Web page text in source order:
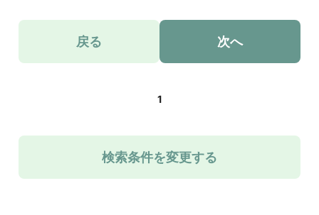
戻る 次へ
1
検索条件を変更する